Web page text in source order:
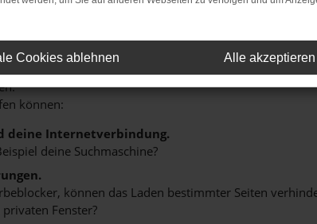
können:
deine Internetverbindung.
deine Suchmaschine?
können das Laden bestimmter Seiten
Fenster?
Cookies ablehnen Alle akzeptieren